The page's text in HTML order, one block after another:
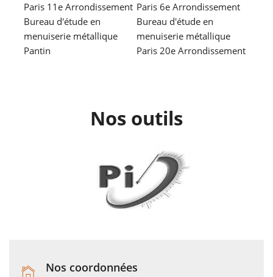
Paris 11e Arrondissement Paris 6e Arrondissement
Bureau d'étude en
menuiserie métallique
Pantin
Bureau d'étude en
menuiserie métallique
Paris 20e Arrondissement
Nos outils
Nos coordonnées